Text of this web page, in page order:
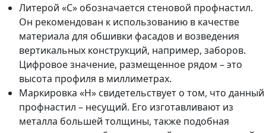
Литерой «С» обозначается стеновой профнастил.
Он рекомендован к использованию в качестве
материала для обшивки фасадов и возведения
вертикальных конструкций, например, заборов.
Цифровое значение, размещенное рядом – это
высота профиля в миллиметрах.
Маркировка «Н» свидетельствует о том, что данный
профнастил – несущий. Его изготавливают из
металла большей толщины, также подобная